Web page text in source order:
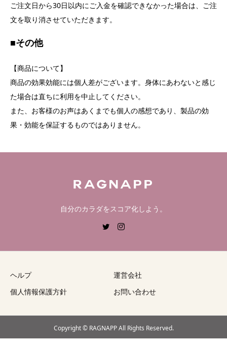
ご注文日から30日以内にご入金を確認できなかった場合は、ご注
文を取り消させていただきます。
■その他
【商品について】
商品の効果効能には個人差がございます。身体にあわないと感じ
た場合は直ちに利用を中止してください。
また、お客様のお声はあくまでも個人の感想であり、製品の効
果・効能を保証するものではありません。
自分のカラダをスコア化しよう。
ヘルプ
運営会社
個人情報保護方針
お問い合わせ
Copyright © RAGNAPP All Rights Reserved.
お申込みはこちら お問い合わせ